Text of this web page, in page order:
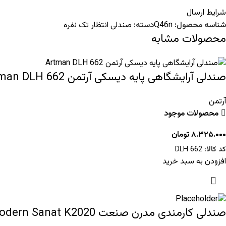
شرایط ارسال
شناسه محصول: Q46nدسته: صندلی انتظار تک نفره
محصولات مشابه
صندلی آرایشگاهی پایه دیسکی آرتمن Artman DLH 662
آرتمن
محصولات موجود
۸.۳۲۵.۰۰۰تومان
کد کالا: DLH 662
افزودن به سبد خرید
صندلی کارمندی مدرن صنعت Modern Sanat K2020